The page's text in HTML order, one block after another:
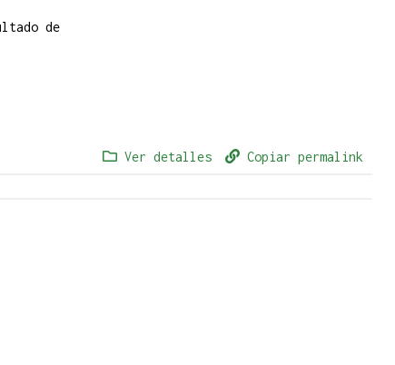
de
Ver detalles Copiar permalink